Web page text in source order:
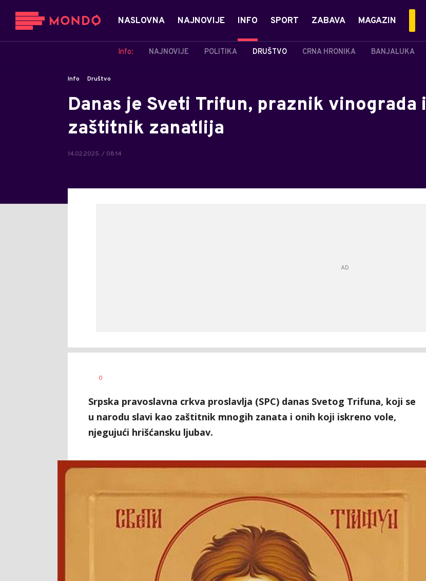
NASLOVNA NAJNOVIJE INFO
Info: NAJNOVIJE POLITIKA DRUŠTVO CRNA HRONIKA BANJALUKA
SPORT ZABAVA MAGAZIN
Info Društvo
Danas je Sveti Trifun, praznik vinograda i
zaštitnik zanatlija
14.02.2025. / 08:14
AUTOR
0
Srpska pravoslavna crkva proslavlja (SPC) danas Svetog Trifuna, koji se
u narodu slavi kao zaštitnik mnogih zanata i onih koji iskreno vole,
njegujući hrišćansku ljubav.